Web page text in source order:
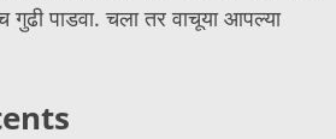
गुढी पाडवा. चला तर वाचूया आपल्या